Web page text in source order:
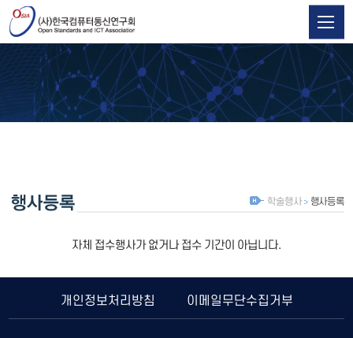
학술행사 행사등록
자체 접수행사가 없거나 접수 기간이 아닙니다.
개인정보처리방침 이메일무단수집거부